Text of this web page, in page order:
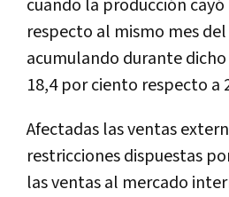
cuando la producción
respecto al mismo mes
acumulando durante
18,4 por ciento respecto a
Afectadas las ventas
restricciones dispuestas
las ventas al mercado